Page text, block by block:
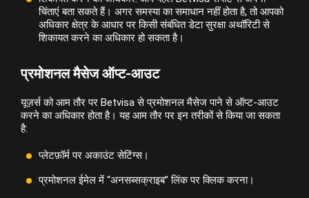
चिंताएं बता सकते हैं। अगर समस्या का समाधान नहीं होता है, तो आपको
अधिकार क्षेत्र के आधार पर किसी संबंधित डेटा सुरक्षा अथॉरिटी से
शिकायत करने का अधिकार हो सकता है।
प्रमोशनल मैसेज ऑप्ट-आउट
यूज़र्स को आम तौर पर Betvisa से प्रमोशनल मैसेज पाने से ऑप्ट-आउट
करने का अधिकार होता है। यह आम तौर पर इन तरीकों से किया जा सकता
है:
प्लेटफ़ॉर्म पर अकाउंट सेटिंग्स।
प्रमोशनल ईमेल में “अनसब्सक्राइब” लिंक पर क्लिक करना।